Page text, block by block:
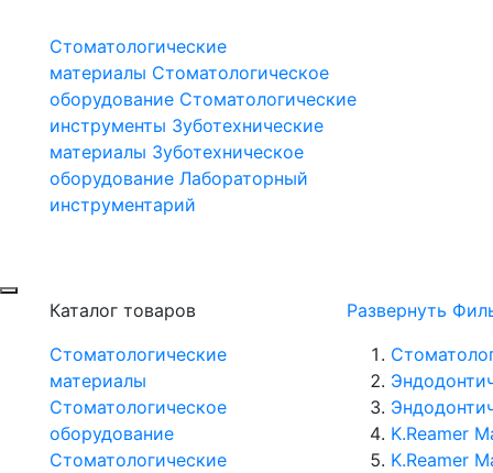
Стоматологические
материалы Стоматологическое
оборудование Стоматологические
инструменты Зуботехнические
материалы Зуботехническое
оборудование Лабораторный
инструментарий
Каталог товаров
Стоматологические
материалы
Стоматологическое
оборудование
Стоматологические
Развернуть
K.Reamer
K.Reamer